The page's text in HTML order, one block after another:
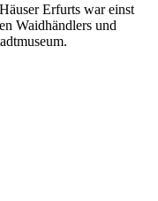
Erfurts war einst
Waidhändlers und